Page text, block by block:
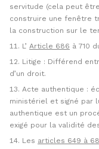
servitude (cela peut
construire une fenêtre
la construction sur le
L’ Article 686 à 710
Litige : Différend
d’un droit.
Acte authentique :
ministériel et signé par
authentique est un
exigé pour la validité
Les articles 649 à